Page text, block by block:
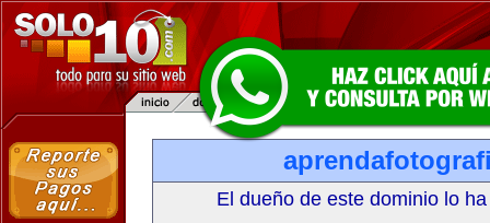
El dueño de este dominio lo